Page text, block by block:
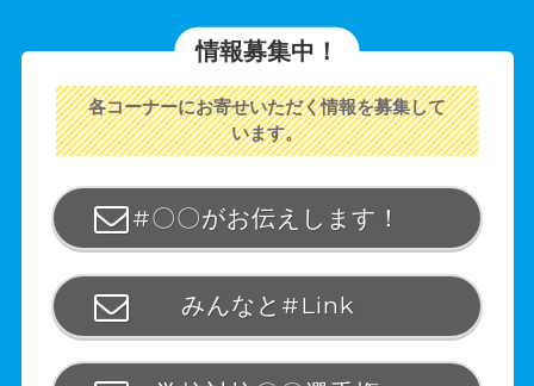
情報募集中！
各コーナーにお寄せいただく情報を募集して
います。
#〇〇がお伝えします！
みんなと#Link